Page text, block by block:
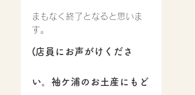
まもなく終了となると思いま
す。
(店員にお声がけくださ
い。袖ケ浦のお土産にもど